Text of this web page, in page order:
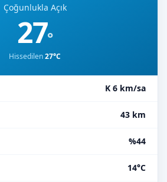
Çoğunlukla Açık
27°
Hissedilen27°C
K 6 km/sa
43 km
%44
14°C